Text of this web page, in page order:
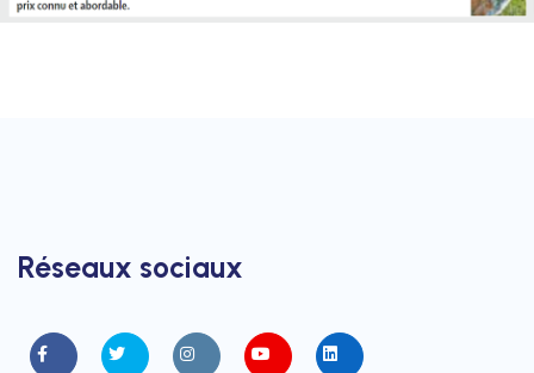
Réseaux sociaux